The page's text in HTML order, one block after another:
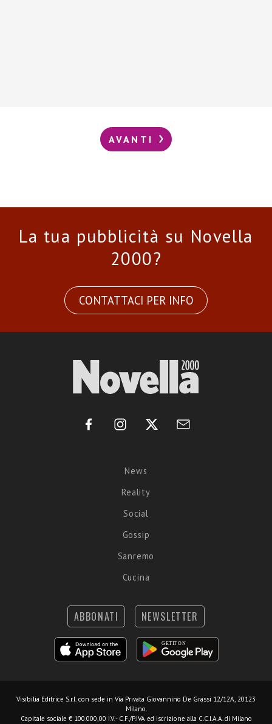
AVANTI
La tua pubblicità su Novella
2000?
CONTATTACI PER INFO
News
Reality
Social
Gossip
Sanremo
Cucina
ABBONATI NEWSLETTER
Visibilia Editrice S.r.l. con sede in Via Privata Giovannino De Grassi 12/12A, 20123
Milano.
Capitale sociale € 100.000,00 I.V. - C.F./P.IVA ed iscrizione alla C.C.I.A.A. di Milano